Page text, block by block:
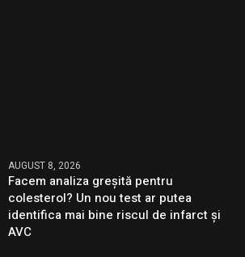
AUGUST 8, 2026
Facem analiza greșită pentru
colesterol? Un nou test ar putea
identifica mai bine riscul de infarct și
AVC